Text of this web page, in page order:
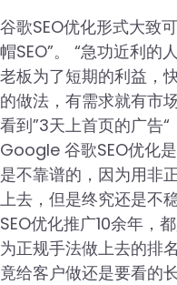
谷歌SEO优化形式大致
帽SEO”。 “急功近利的
老板为了短期的利益，
的做法，有需求就有市
看到”3天上首页的广告“
Google 谷歌SEO优化
是不靠谱的，因为用非
上去，但是终究还是不
SEO优化推广10余年，
为正规手法做上去的排
竟给客户做还是要看的